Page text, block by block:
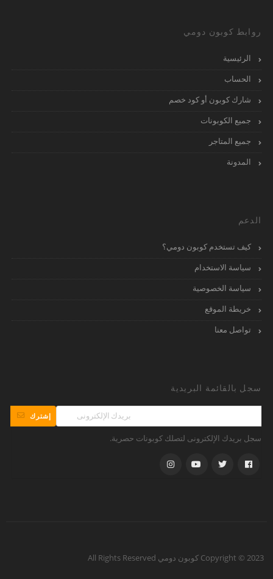
روابط كوبون دومي
الرئيسية
الحساب
شارك كوبون أو كود خصم
جميع الكوبونات
جميع المتاجر
المدونة
الدعم
كيف تستخدم كوبون دومي؟
سياسة الاستخدام
سياسة الخصوصية
خريطة الموقع
تواصل معنا
سجل بالقائمة البريدية
إشترك
سجل بريدك الإلكترونى لتصلك كوبونات حصرية.
Copyright © 2023 كوبون دومي All Rights Reserved